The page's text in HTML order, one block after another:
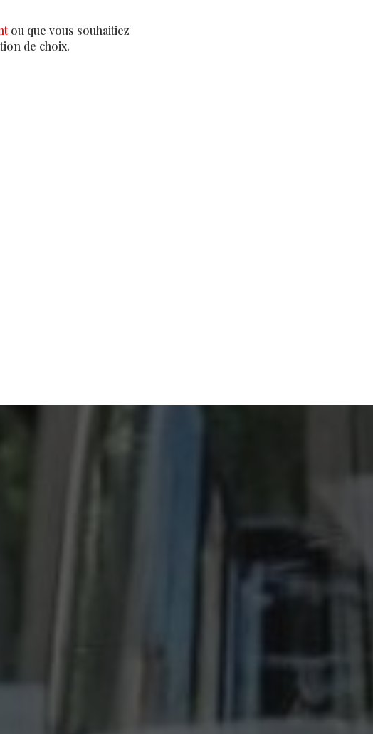
ou que vous souhaitiez
de choix.